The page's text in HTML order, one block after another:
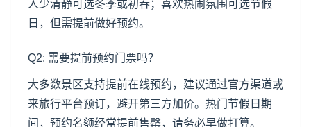
人少清静可选冬季或初春；喜欢热闹氛围可选节假
日，但需提前做好预约。
Q2: 需要提前预约门票吗？
大多数景区支持提前在线预约，建议通过官方渠道或
来旅行平台预订，避开第三方加价。热门节假日期
间，预约名额经常提前售罄，请务必早做打算。